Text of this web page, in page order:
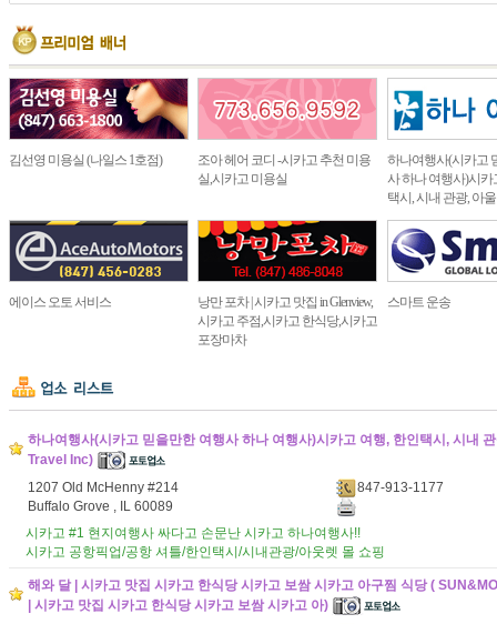
김선영 미용실 (나일스 1호점)
조아 헤어 코디 -시카고 추천 미용
실,시카고 미용실
하나여행사(시카고
사 하나 여행사)시카
택시, 시내 관광, 아
에이스 오토 서비스
낭만 포차 | 시카고 맛집 in Glenview,
시카고 주점,시카고 한식당,시카고
포장마차
스마트 운송
하나여행사(시카고 믿을만한 여행사 하나 여행사)시카고 여행, 한인택시, 시내
Travel Inc)
1207 Old McHenny #214
Buffalo Grove , IL 60089
847-913-1177
시카고 #1 현지여행사 싸다고 손문난 시카고 하나여행사!!
시카고 공항픽업/공항 셔틀/한인택시/시내관광/아웃렛 몰 쇼핑
해와 달 | 시카고 맛집 시카고 한식당 시카고 보쌈 시카고 아구찜 식당 (
| 시카고 맛집 시카고 한식당 시카고 보쌈 시카고 아)